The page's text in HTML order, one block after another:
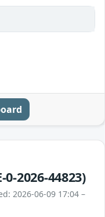
0-2026-44823)
2026-06-09 17:04 –